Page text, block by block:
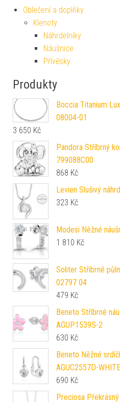
Oblečení a doplňky
Klenoty
Náhrdelníky
Náušnice
Přívěsky
Produkty
Boccia Titanium
08004-01
3 650 Kč
Pandora Stříbrný
799088C00
868 Kč
Levien Slušivý
323 Kč
Modesi Něžné
1 810 Kč
Soliter Stříbrné
02797 04
479 Kč
Beneto Stříbrné
AGUP1539S-2
630 Kč
Beneto Něžné
AGUC2557D-WHITE
690 Kč
Preciosa